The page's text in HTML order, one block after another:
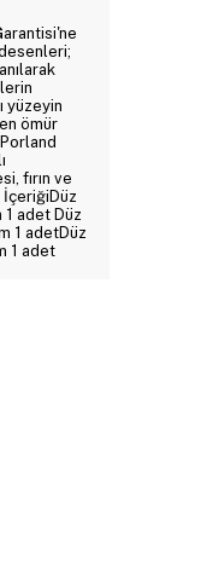
yüzeyin
ömür
fırın ve
İçeriğiDüz
1 adet Düz
1 adetDüz
1 adet